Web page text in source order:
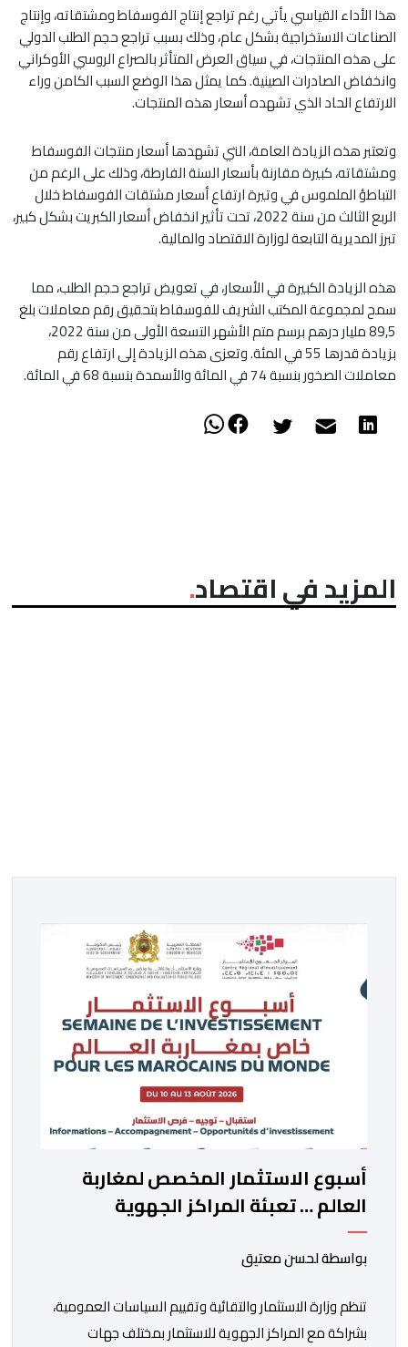
هذا الأداء القياسي يأتي رغم تراجع إنتاج الفوسفاط ومشتقاته، وإنتاج
الصناعات الاستخراجية بشكل عام، وذلك بسبب تراجع حجم الطلب الدولي
على هذه المنتجات، في سياق العرض المتأثر بالصراع الروسي الأوكراني
وانخفاض الصادرات الصينية. كما يمثل هذا الوضع السبب الكامن وراء
الارتفاع الحاد الذي تشهده أسعار هذه المنتجات.
وتعتبر هذه الزيادة العامة، التي تشهدها أسعار منتجات الفوسفاط
ومشتقاته، كبيرة مقارنة بأسعار السنة الفارطة، وذلك على الرغم من
التباطؤ الملموس في وتيرة ارتفاع أسعار مشتقات الفوسفاط خلال
الربع الثالث من سنة 2022، تحت تأثير انخفاض أسعار الكبريت بشكل كبير،
تبرز المديرية التابعة لوزارة الاقتصاد والمالية.
هذه الزيادة الكبيرة في الأسعار، في تعويض تراجع حجم الطلب، مما
سمح لمجموعة المكتب الشريف للفوسفاط بتحقيق رقم معاملات بلغ
89,5 مليار درهم برسم متم الأشهر التسعة الأولى من سنة 2022،
بزيادة قدرها 55 في المئة. وتعزى هذه الزيادة إلى ارتفاع رقم
معاملات الصخور بنسبة 74 في المائة والأسمدة بنسبة 68 في المائة.
المزيد في اقتصاد
أسبوع الاستثمار المخصص لمغاربة
العالم … تعبئة المراكز الجهوية
للاستثمار لمواكبة مشاريع مغاربة
العالم
بواسطة لحسن معتيق
تنظم وزارة الاستثمار والتقائية وتقييم السياسات العمومية،
بشراكة مع المراكز الجهوية للاستثمار بمختلف جهات